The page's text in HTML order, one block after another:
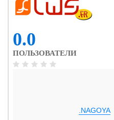
0.0
ПОЛЬЗОВАТЕЛИ
.NAGOYA